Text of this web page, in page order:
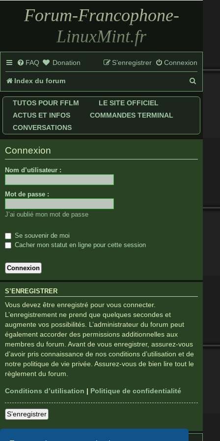
Forum-Francophone-
LinuxMint.fr
FAQ Donation Connexion
S’enregistrer
Index du forum
e
e
TUTOS POUR FFLM
LE SITE OFFICIEL
ACTUS ET INFOS
COMMANDES TERMINAL
CONVERSATIONS
Connexion
Nom d’utilisateur :
Mot de passe :
J’ai oublié mon mot de passe
Se souvenir de moi
Cacher mon statut en ligne pour cette session
S’ENREGISTRER
Vous devez être enregistré pour vous connecter.
L’enregistrement ne prend que quelques secondes et
augmente vos possibilités. L’administrateur du forum peut
également accorder des permissions additionnelles aux
membres du forum. Avant de vous enregistrer, assurez-vous
d’avoir pris connaissance de nos conditions d’utilisation et de
notre politique de vie privée. Assurez-vous de bien lire tout le
règlement du forum.
Conditions d’utilisation | Politique de confidentialité
S’enregistrer